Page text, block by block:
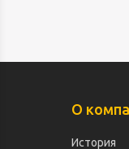
О
История